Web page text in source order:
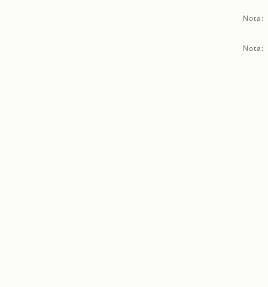
Nota:
Nota: